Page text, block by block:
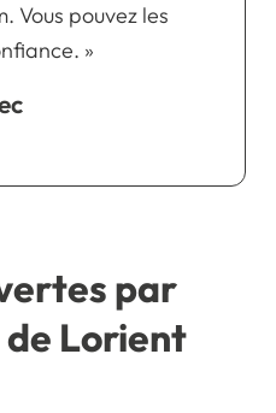
Vous pouvez les
»
par
Lorient